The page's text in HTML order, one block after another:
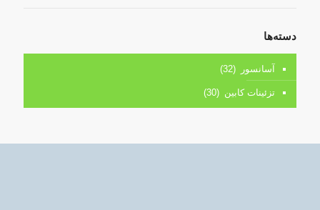
دسته‌ها
آسانسور (32)
تزئینات کابین (30)